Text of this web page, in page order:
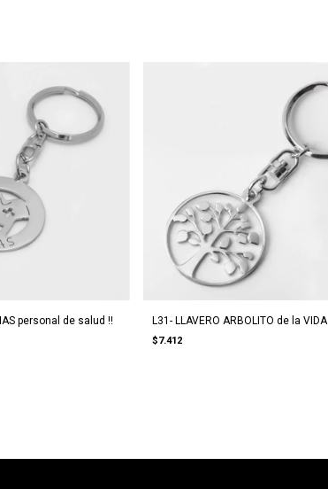
personal de salud !! L31- LLAVERO ARBOLITO de la VIDA
$7.412